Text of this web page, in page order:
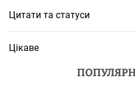
Цитати та статуси
Цікаве